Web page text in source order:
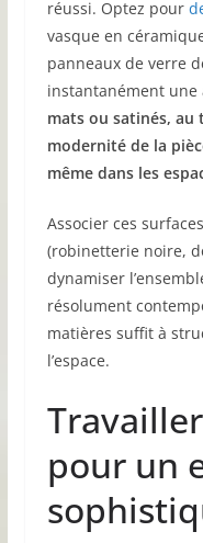
réussi. Optez pour
vasque en
panneaux de verre
instantanément une
mats ou satinés, au
modernité de la
même dans les
Associer ces
(robinetterie noire,
dynamiser
résolument
matières suffit à
l’espace.
pour un